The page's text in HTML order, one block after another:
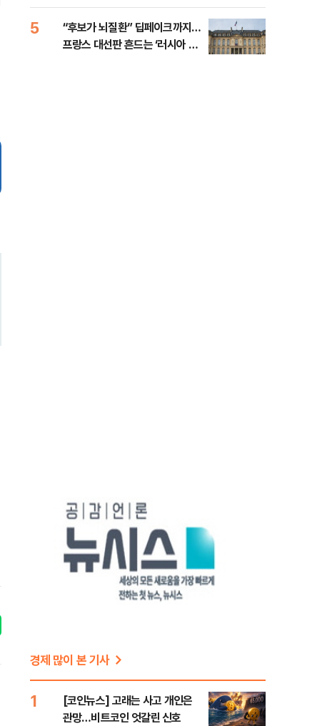
5
“후보가 뇌질환” 딥페이크까지…
프랑스 대선판 흔드는 ‘러시아 검
경제 많이 본 기사
1
[코인뉴스] 고래는 사고 개인은
관망…비트코인 엇갈린 신호